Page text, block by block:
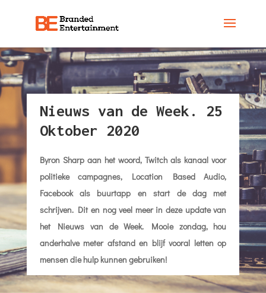
Nieuws van de Week. 25
Oktober 2020
Byron Sharp aan het woord, Twitch als kanaal voor
politieke campagnes, Location Based Audio,
Facebook als buurtapp en start de dag met
schrijven. Dit en nog veel meer in deze update van
het Nieuws van de Week. Mooie zondag, hou
anderhalve meter afstand en blijf vooral letten op
mensen die hulp kunnen gebruiken!